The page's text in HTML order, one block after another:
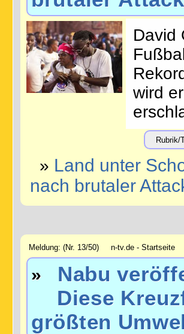
David
wird
Rubrik/
» Land unter
nach brutaler
Meldung: (Nr. 13/50) n-tv.de - Startseite
» Nabu
Diese
größten